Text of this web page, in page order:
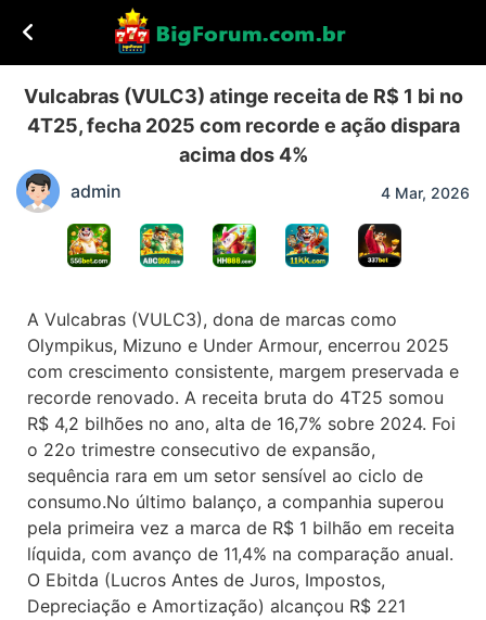
Vulcabras (VULC3) atinge receita de R$ 1 bi no
4T25, fecha 2025 com recorde e ação dispara
acima dos 4%
admin 4 Mar, 2026
A Vulcabras (VULC3), dona de marcas como
Olympikus, Mizuno e Under Armour, encerrou 2025
com crescimento consistente, margem preservada e
recorde renovado. A receita bruta do 4T25 somou
R$ 4,2 bilhões no ano, alta de 16,7% sobre 2024. Foi
o 22o trimestre consecutivo de expansão,
sequência rara em um setor sensível ao ciclo de
consumo.No último balanço, a companhia superou
pela primeira vez a marca de R$ 1 bilhão em receita
líquida, com avanço de 11,4% na comparação anual.
O Ebitda (Lucros Antes de Juros, Impostos,
Depreciação e Amortização) alcançou R$ 221